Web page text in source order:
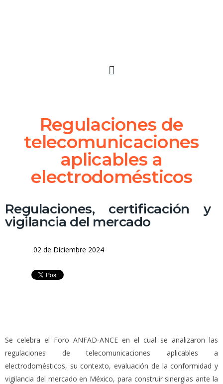
Regulaciones de
telecomunicaciones
aplicables a
electrodomésticos
Regulaciones, certificación y
vigilancia del mercado
02 de Diciembre 2024
Se celebra el Foro ANFAD-ANCE en el cual se analizaron las
regulaciones de telecomunicaciones aplicables a
electrodomésticos, su contexto, evaluación de la conformidad y
vigilancia del mercado en México, para construir sinergias ante la